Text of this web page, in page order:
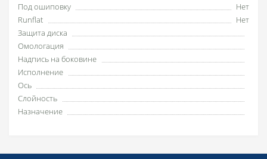
Под ошиповку
Нет
Runflat
Нет
Защита диска
Омологация
Надпись на боковине
Исполнение
Ось
Слойность
Назначение